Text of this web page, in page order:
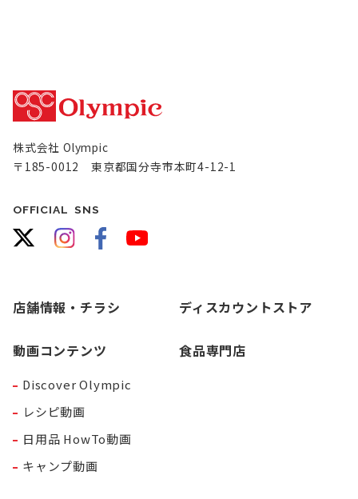
株式会社 Olympic
〒185-0012 東京都国分寺市本町4-12-1
OFFICIAL SNS
店舗情報・チラシ
動画コンテンツ
Discover Olympic
レシピ動画
日用品 HowTo動画
キャンプ動画
ディスカウントストア
食品専門店